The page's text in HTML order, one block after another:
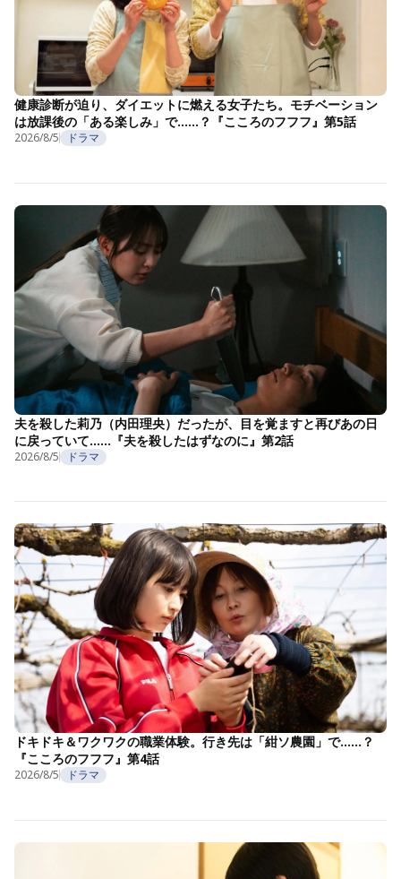
健康診断が迫り、ダイエットに燃える女子たち。モチベーション
は放課後の「ある楽しみ」で……？『こころのフフフ』第5話
2026/8/5 ドラマ
夫を殺した莉乃（内田理央）だったが、目を覚ますと再びあの日
に戻っていて……『夫を殺したはずなのに』第2話
2026/8/5 ドラマ
ドキドキ＆ワクワクの職業体験。行き先は「紺ソ農園」で……？
『こころのフフフ』第4話
2026/8/5 ドラマ